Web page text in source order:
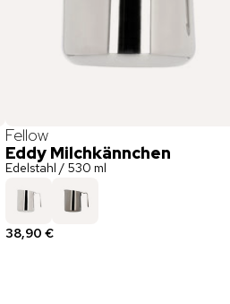
Fellow
Eddy Milchkännchen
Edelstahl / 530 ml
38,90 €